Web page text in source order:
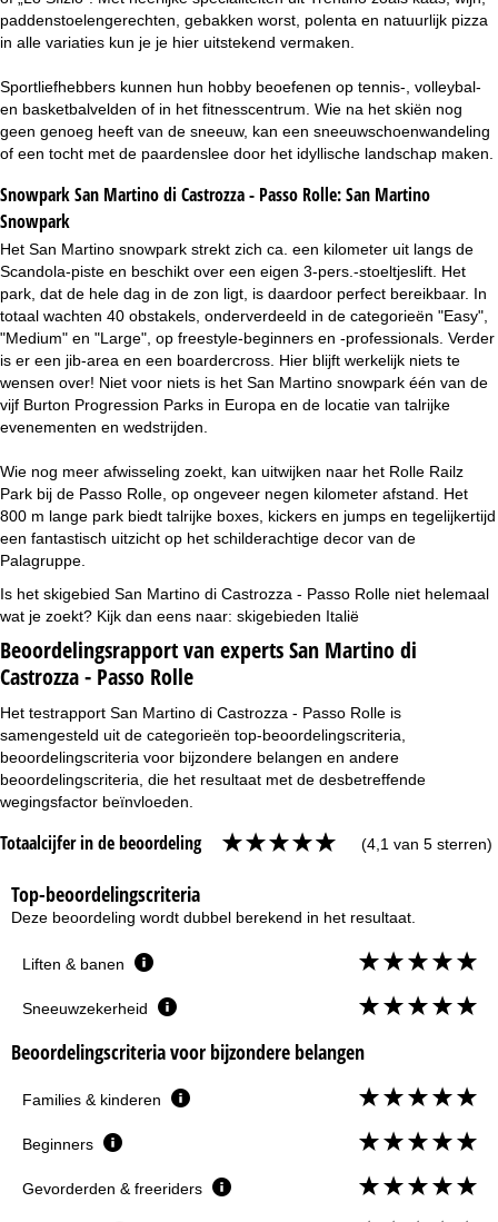
paddenstoelengerechten, gebakken worst, polenta en natuurlijk pizza
in alle variaties kun je je hier uitstekend vermaken.
Sportliefhebbers kunnen hun hobby beoefenen op tennis-, volleybal-
en basketbalvelden of in het fitnesscentrum. Wie na het skiën nog
geen genoeg heeft van de sneeuw, kan een sneeuwschoenwandeling
of een tocht met de paardenslee door het idyllische landschap maken.
Snowpark San Martino di Castrozza - Passo Rolle:San Martino
Snowpark
Het San Martino snowpark strekt zich ca. een kilometer uit langs de
Scandola-piste en beschikt over een eigen 3-pers.-stoeltjeslift. Het
park, dat de hele dag in de zon ligt, is daardoor perfect bereikbaar. In
totaal wachten 40 obstakels, onderverdeeld in de categorieën "Easy",
"Medium" en "Large", op freestyle-beginners en -professionals. Verder
is er een jib-area en een boardercross. Hier blijft werkelijk niets te
wensen over! Niet voor niets is het San Martino snowpark één van de
vijf Burton Progression Parks in Europa en de locatie van talrijke
evenementen en wedstrijden.
Wie nog meer afwisseling zoekt, kan uitwijken naar het Rolle Railz
Park bij de Passo Rolle, op ongeveer negen kilometer afstand. Het
800 m lange park biedt talrijke boxes, kickers en jumps en tegelijkertijd
een fantastisch uitzicht op het schilderachtige decor van de
Palagruppe.
Is het skigebied San Martino di Castrozza - Passo Rolle niet helemaal
wat je zoekt? Kijk dan eens naar: skigebieden Italië
Beoordelingsrapport van experts San Martino di
Castrozza - Passo Rolle
Het testrapport San Martino di Castrozza - Passo Rolle is
samengesteld uit de categorieën top-beoordelingscriteria,
beoordelingscriteria voor bijzondere belangen en andere
beoordelingscriteria, die het resultaat met de desbetreffende
wegingsfactor beïnvloeden.
Totaalcijfer in de beoordeling (4,1 van 5 sterren)
Top-beoordelingscriteria
Deze beoordeling wordt dubbel berekend in het resultaat.
Liften & banen
Sneeuwzekerheid
Beoordelingscriteria voor bijzondere belangen
Families & kinderen
Beginners
Gevorderden & freeriders